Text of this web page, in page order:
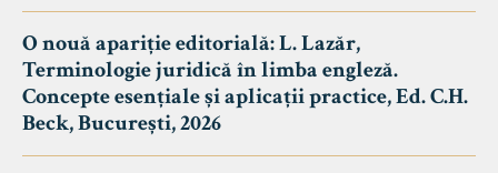
O nouă apariție editorială: L. Lazăr,
Terminologie juridică în limba engleză.
Concepte esențiale și aplicații practice, Ed. C.H.
Beck, București, 2026